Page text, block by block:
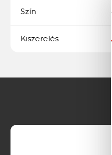
Szín
Kiszerelés